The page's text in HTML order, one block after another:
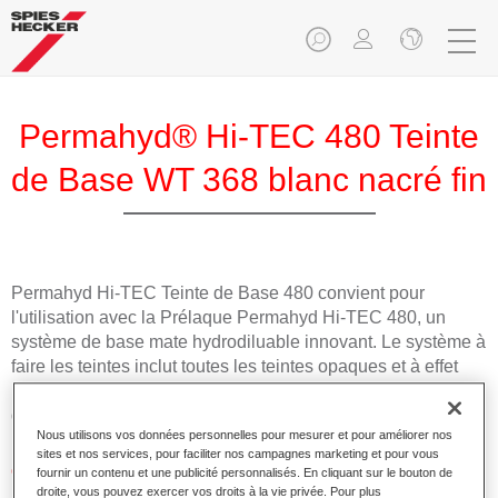
Permahyd® Hi-TEC 480 Teinte
de Base WT 368 blanc nacré fin
Permahyd Hi-TEC Teinte de Base 480 convient pour
l'utilisation avec la Prélaque Permahyd Hi-TEC 480, un
système de base mate hydrodiluable innovant. Le système à
faire les teintes inclut toutes les teintes opaques et à effet
nécessaires pour la réparation carrosserie de haute qualité
des voitures de tourisme.
Caractéristiques du produit
Nous utilisons vos données personnelles pour mesurer et pour améliorer nos
sites et nos services, pour faciliter nos campagnes marketing et pour vous
fournir un contenu et une publicité personnalisés. En cliquant sur le bouton de
droite, vous pouvez exercer vos droits à la vie privée. Pour plus